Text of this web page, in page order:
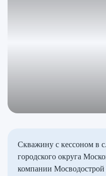
Скважину с кессоном в
городского округа
компании Мосводострой